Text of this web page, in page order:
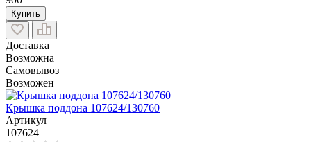
Купить
Доставка
Возможна
Самовывоз
Возможен
Крышка поддона 107624/130760
Артикул
107624